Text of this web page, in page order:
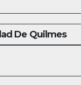
De Quilmes